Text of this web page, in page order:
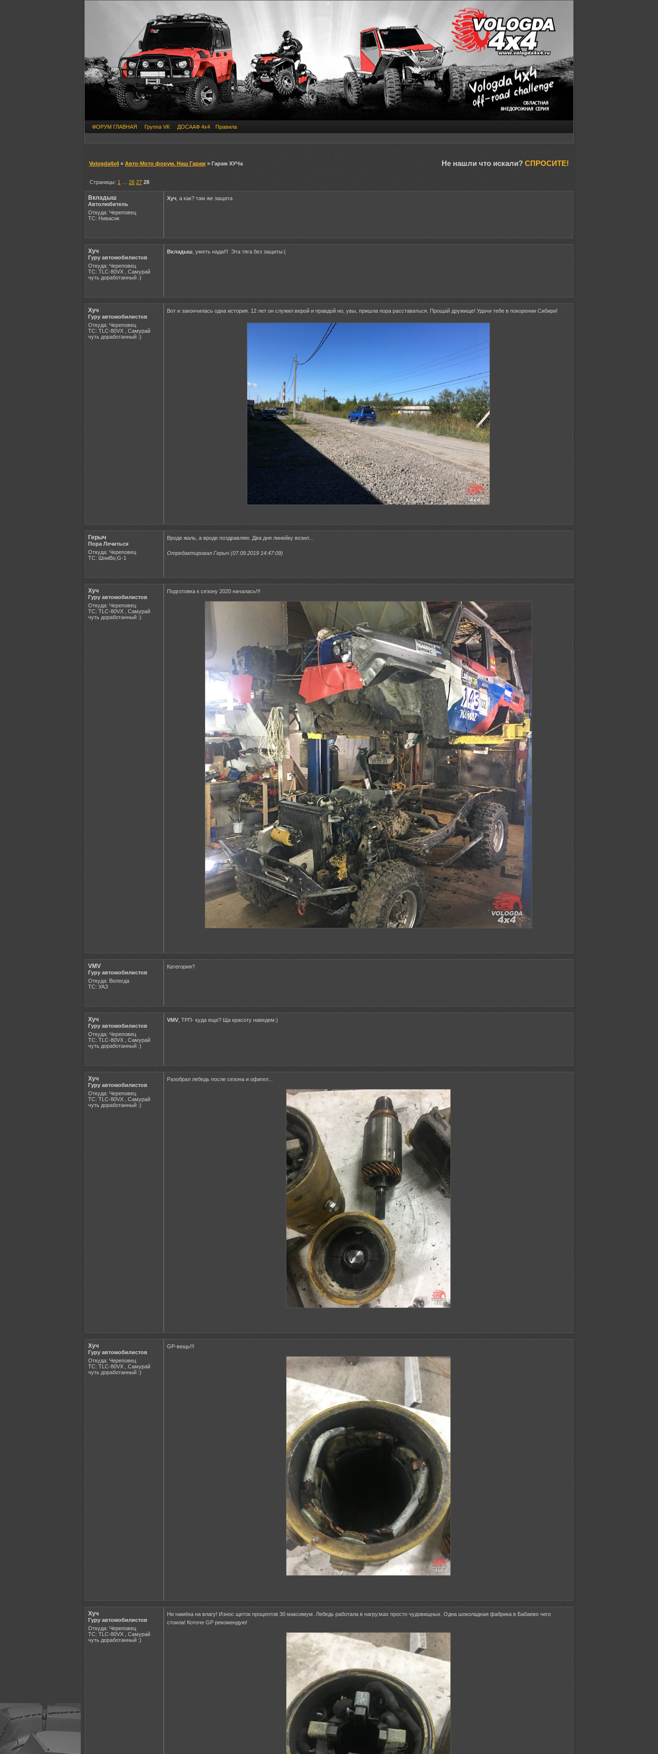
ФОРУМ ГЛАВНАЯ Группа VK ДОСААФ 4х4 Правила
Vologda4x4 » Авто-Мото форум. Наш Гараж » Гараж ХУЧа Не нашли что искали? СПРОСИТЕ!
Страницы: 1 …26 27 28
Вкладыш
Автолюбитель
Откуда: Череповец
ТС: Нивасик
Хуч , а как? там же защита
Хуч
Гуру автомобилистов
Откуда: Череповец
ТС: TLC-80VX , Самурай
чуть доработанный :)
Вкладыш , уметь нада!!! Эта тяга без защиты:(
Хуч
Гуру автомобилистов
Откуда: Череповец
ТС: TLC-80VX , Самурай
чуть доработанный :)
Вот и закончилась одна история. 12 лет он служил верой и правдой но, увы, пришла пора расставаться. Прощай дружище! Удачи тебе в покорении Сибири!
Герыч
Пора Лечиться
Откуда: Череповец
ТС: ШниВо,G-1
Вроде жаль, а вроде поздравляю. Два дня линейку возил...
Отредактировал Герыч (07.09.2019 14:47:09)
Хуч
Гуру автомобилистов
Откуда: Череповец
ТС: TLC-80VX , Самурай
чуть доработанный :)
Подготовка к сезону 2020 началась!!!
VMV
Гуру автомобилистов
Откуда: Вологда
ТС: УАЗ
Категория?
Хуч
Гуру автомобилистов
Откуда: Череповец
ТС: TLC-80VX , Самурай
чуть доработанный :)
VMV , ТРП- куда еще? Ща красоту наведем:)
Хуч
Гуру автомобилистов
Откуда: Череповец
ТС: TLC-80VX , Самурай
чуть доработанный :)
Разобрал лебедь после сезона и офигел...
Хуч
Гуру автомобилистов
Откуда: Череповец
ТС: TLC-80VX , Самурай
чуть доработанный :)
GP-вещь!!!
Хуч
Гуру автомобилистов
Откуда: Череповец
ТС: TLC-80VX , Самурай
чуть доработанный :)
Ни намёка на влагу! Износ щеток процентов 30 максимум. Лебедь работала в нагрузках просто чудовищных. Одна шоколадная фабрика в Бабаево чего
стоила! Коточе GP рекомендую!